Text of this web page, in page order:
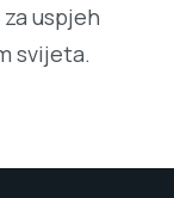
uspjeh
svijeta.